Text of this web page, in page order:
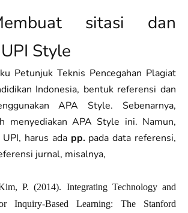
sitasi dan
Style
Petunjuk Teknis Pencegahan Plagiat
Indonesia, bentuk referensi dan
APA Style. Sebenarnya,
menyediakan APA Style ini. Namun,
harus ada pp.pada data referensi,
jurnal, misalnya,
P. (2014). Integrating Technology and
Inquiry-Based Learning: The Stanford